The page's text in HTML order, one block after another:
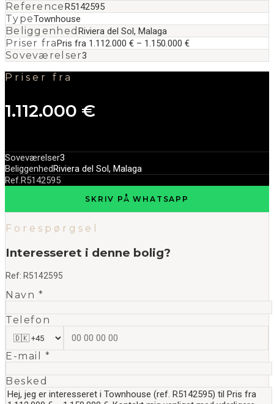
ReferenceR5142595
TypeTownhouse
BeliggenhedRiviera del Sol, Malaga
Priser fraPris fra 1.112.000 € – 1.150.000 €
Soveværelser3
Priser fra
1.112.000 €
Soveværelser3
BeliggenhedRiviera del Sol, Malaga
Ref.R5142595
SKRIV PÅ WHATSAPP
Forespørgsel
Interesseret i denne bolig?
Ref: R5142595
Navn *
Telefon
E-mail *
Besked